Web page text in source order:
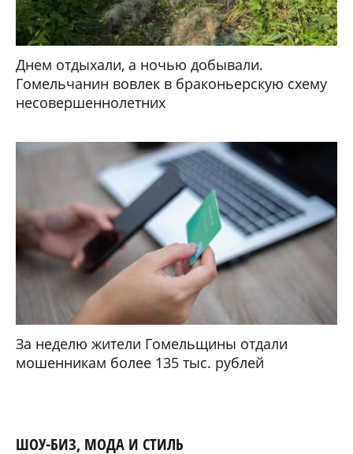
Днем отдыхали, а ночью добывали.
Гомельчанин вовлек в браконьерскую схему
несовершеннолетних
За неделю жители Гомельщины отдали
мошенникам более 135 тыс. рублей
ШОУ-БИЗ, МОДА И СТИЛЬ